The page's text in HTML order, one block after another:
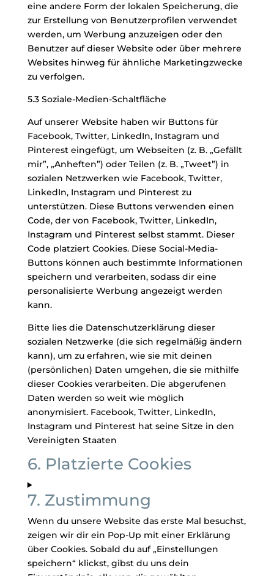
eine andere Form der lokalen Speicherung, die
zur Erstellung von Benutzerprofilen verwendet
werden, um Werbung anzuzeigen oder den
Benutzer auf dieser Website oder über mehrere
Websites hinweg für ähnliche Marketingzwecke
zu verfolgen.
5.3 Soziale-Medien-Schaltfläche
Auf unserer Website haben wir Buttons für
Facebook, Twitter, LinkedIn, Instagram und
Pinterest eingefügt, um Webseiten (z. B. „Gefällt
mir”, „Anheften”) oder Teilen (z. B. „Tweet”) in
sozialen Netzwerken wie Facebook, Twitter,
LinkedIn, Instagram und Pinterest zu
unterstützen. Diese Buttons verwenden einen
Code, der von Facebook, Twitter, LinkedIn,
Instagram und Pinterest selbst stammt. Dieser
Code platziert Cookies. Diese Social-Media-
Buttons können auch bestimmte Informationen
speichern und verarbeiten, sodass dir eine
personalisierte Werbung angezeigt werden
kann.
Bitte lies die Datenschutzerklärung dieser
sozialen Netzwerke (die sich regelmäßig ändern
kann), um zu erfahren, wie sie mit deinen
(persönlichen) Daten umgehen, die sie mithilfe
dieser Cookies verarbeiten. Die abgerufenen
Daten werden so weit wie möglich
anonymisiert. Facebook, Twitter, LinkedIn,
Instagram und Pinterest hat seine Sitze in den
Vereinigten Staaten
6. Platzierte Cookies
7. Zustimmung
Wenn du unsere Website das erste Mal besuchst,
zeigen wir dir ein Pop-Up mit einer Erklärung
über Cookies. Sobald du auf „Einstellungen
speichern“ klickst, gibst du uns dein